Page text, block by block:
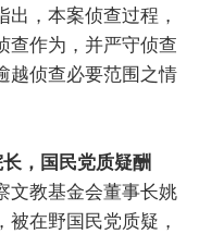
，本案侦查过程，
查作为，并严守侦查
越侦查必要范围之情
，国民党质疑酬
文教基金会董事长姚
在野国民党质疑，